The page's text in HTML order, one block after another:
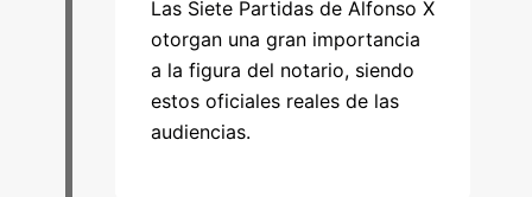
Las Siete Partidas de Alfonso X
otorgan una gran importancia
a la figura del notario, siendo
estos oficiales reales de las
audiencias.